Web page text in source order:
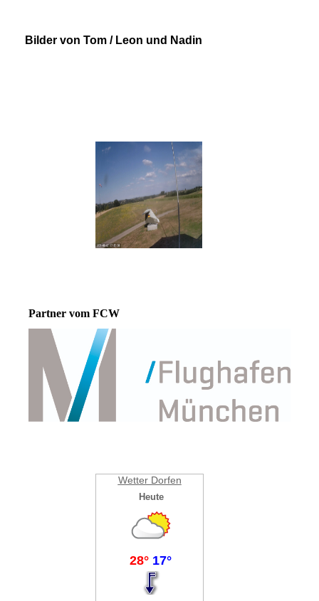
Bilder von Tom / Leon und Nadin
Partner vom FCW